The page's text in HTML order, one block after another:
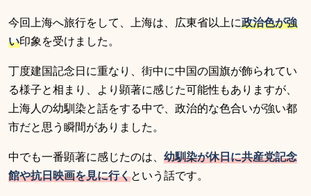
今回上海へ旅行をして、上海は、広東省以上に政治色が強
い印象を受けました。
丁度建国記念日に重なり、街中に中国の国旗が飾られてい
る様子と相まり、より顕著に感じた可能性もありますが、
上海人の幼馴染と話をする中で、政治的な色合いが強い都
市だと思う瞬間がありました。
中でも一番顕著に感じたのは、 幼馴染が休日に共産党記念
館や抗日映画を見に行くという話です。